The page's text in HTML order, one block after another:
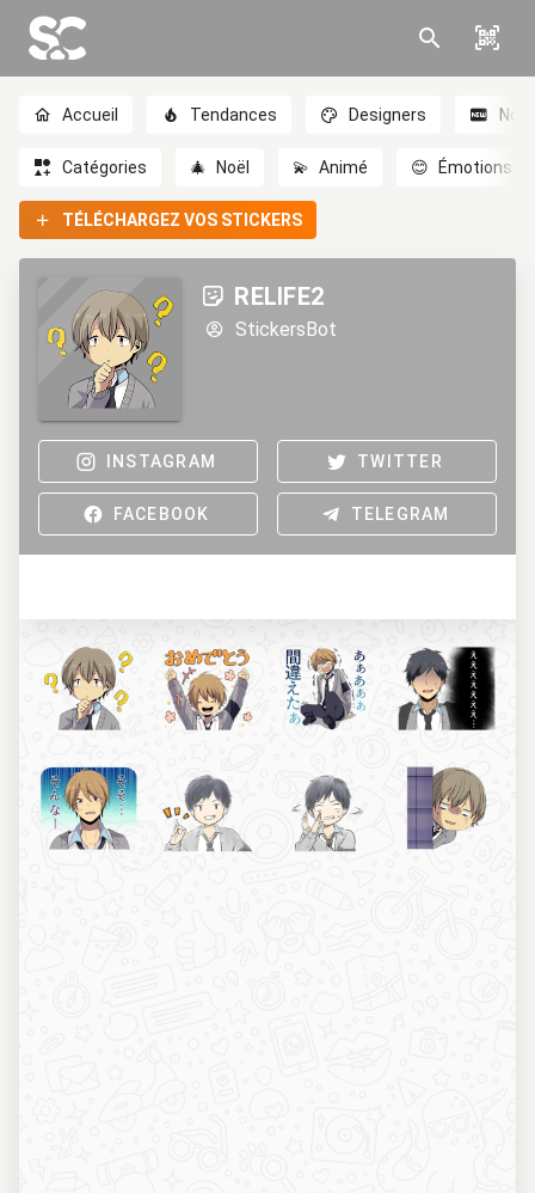
Accueil Tendances Designers
Catégories 🎄 Noël 💫 Animé 😊 Émotions
TÉLÉCHARGEZ VOS STICKERS
RELIFE2
StickersBot
INSTAGRAM TWITTER
FACEBOOK TELEGRAM